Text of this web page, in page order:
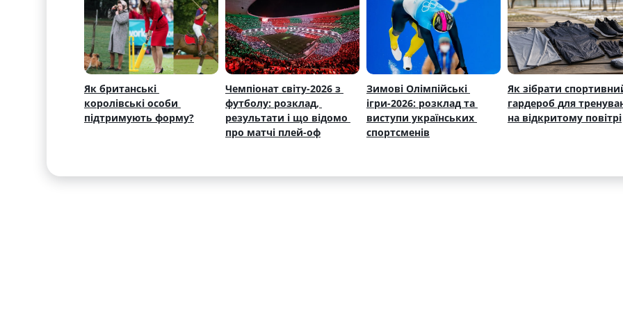
Як британські
королівські особи
підтримують форму?
Чемпіонат світу-2026 з
футболу: розклад,
результати і що відомо
про матчі плей-оф
Зимові Олімпійські
ігри-2026: розклад та
виступи українських
спортсменів
Як зібрати
гардероб для
на відкритому повітрі